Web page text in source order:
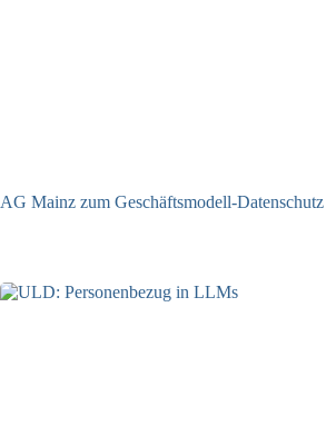
AG Mainz zum Geschäftsmodell-Datenschutz